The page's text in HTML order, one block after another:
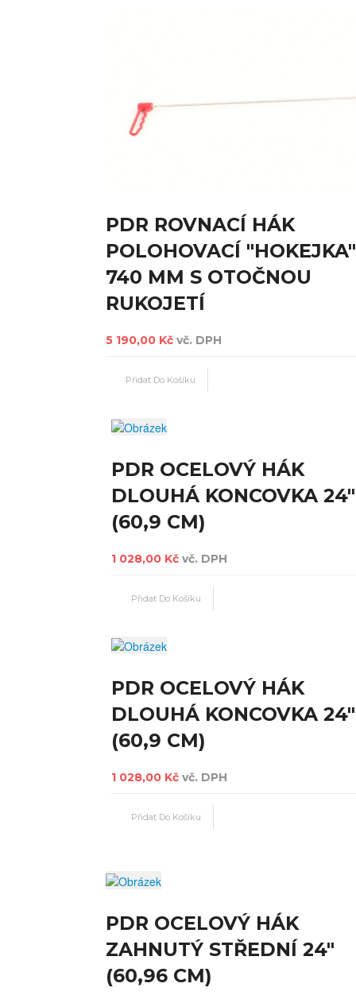
PDR ROVNACÍ HÁK
POLOHOVACÍ "HOKEJKA"
740 MM S OTOČNOU
RUKOJETÍ
5 190,00 Kč vč. DPH
PDR OCELOVÝ HÁK
DLOUHÁ KONCOVKA 24"
(60,9 CM)
1 028,00 Kč vč. DPH
PDR OCELOVÝ HÁK
DLOUHÁ KONCOVKA 24"
(60,9 CM)
1 028,00 Kč vč. DPH
PDR OCELOVÝ HÁK
ZAHNUTÝ STŘEDNÍ 24"
(60,96 CM)